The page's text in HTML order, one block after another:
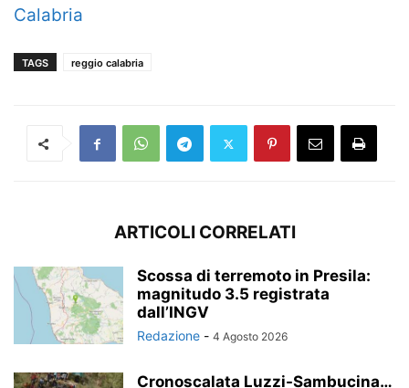
Calabria
TAGS reggio calabria
ARTICOLI CORRELATI
Scossa di terremoto in Presila:
magnitudo 3.5 registrata
dall’INGV
Redazione - 4 Agosto 2026
Cronoscalata Luzzi-Sambucina…